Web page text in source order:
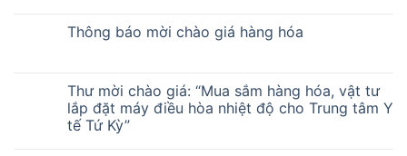
Thông báo mời chào giá hàng hóa
Thư mời chào giá: “Mua sắm hàng hóa, vật tư
lắp đặt máy điều hòa nhiệt độ cho Trung tâm Y
tế Tứ Kỳ”